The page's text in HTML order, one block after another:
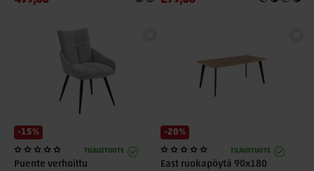
-15%
TILAUSTUOTE
Puente verhoiltu
-20%
TILAUSTUOTE
East ruokapöytä 90x180